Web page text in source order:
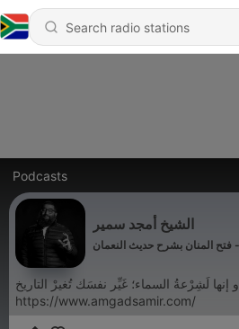
Podcasts
الشيخ أمجد سمير
و إنها لَشِرْعةُ السماء؛ غَيِّر نفسَك تُغيرْ التاريخ
https://www.amgadsamir.com/